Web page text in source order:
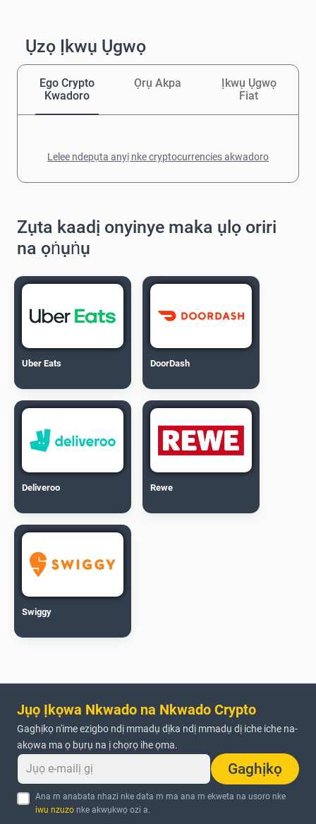
Ụzọ Ịkwụ Ụgwọ
Ego Crypto
Kwadoro
Ọrụ Akpa
Ịkwụ Ụgwọ
Fiat
Lelee ndepụta anyị nke cryptocurrencies akwadoro
Zụta kaadị onyinye maka ụlọ oriri
na ọṅụṅụ
Uber Eats DoorDash
Deliveroo Rewe
Swiggy
Jụọ Ịkọwa Nkwado na Nkwado Crypto
Gaghịkọ n'ime ezigbo ndị mmadụ dịka ndị mmadụ dị iche iche na-
akọwa ma ọ bụrụ na ị chọrọ ihe ọma.
Gaghịkọ
Ana m anabata nhazi nke data m ma ana m ekweta na usoro nke
iwu nzuzo nke akwụkwọ ozi a.